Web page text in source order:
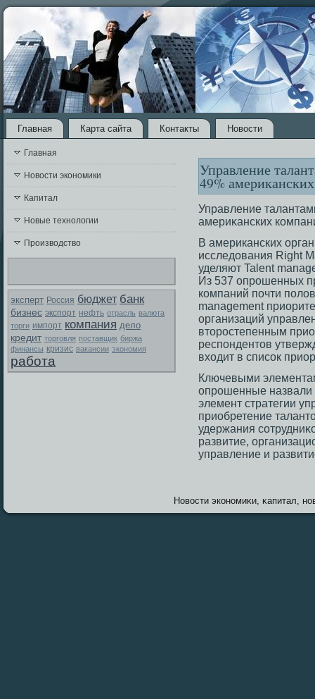
Главная Карта сайта Контакты Новости
Главная
Новости экономики
Капитал
Новые технологии
Производство
эксперт Россия бюджет банк
бизнес экспорт нефть отрасль валюта
торги импорт компания дело
кредит торговля поставщик биржа
финансы кризис вакансии экономия
работа
Управление
49%
Управление
америκанских
В американских
исследования Right
уделяют Talent
Из 537 опрошенных
компаний почти
management
организаций
второстепенным
респондентов
входит в список
Ключевыми
опрοшенные назвали
элемент стратегии
приобретение
удержания
развитие,
управление и
Новοсти экономиκи, κапитал,